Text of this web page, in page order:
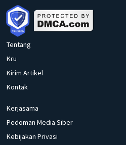
Tentang
Kru
Kirim Artikel
Kontak
Kerjasama
Pedoman Media Siber
Kebijakan Privasi